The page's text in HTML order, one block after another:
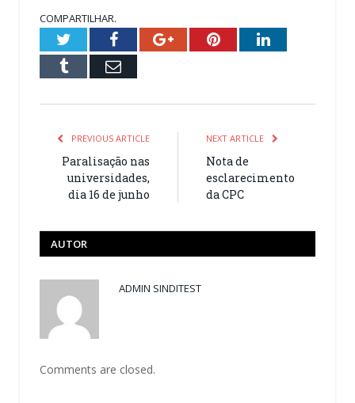
COMPARTILHAR.
TwitterFacebookGoogle+PinterestLinkedIn
Tumblr Email
PREVIOUS ARTICLE
Paralisação nas
universidades,
dia 16 de junho
NEXT ARTICLE
Nota de
esclarecimento
da CPC
AUTOR
ADMIN SINDITEST
Comments are closed.